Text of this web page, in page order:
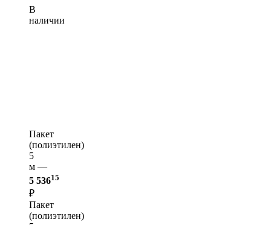
В
наличии
Пакет
(полиэтилен)
5
м —
5 53615
₽
Пакет
(полиэтилен)